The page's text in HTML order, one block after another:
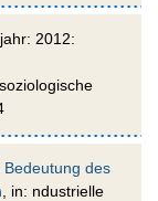
2012:
Bedeutung des
, in: ndustrielle